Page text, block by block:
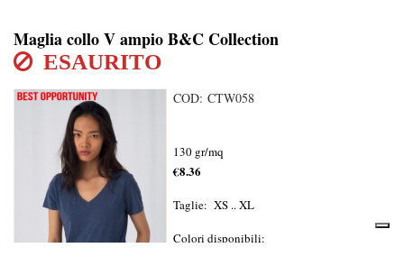
Maglia collo V ampio B&C Collection
ESAURITO
COD: CTW058
130 gr/mq
€8.36
Taglie: XS .. XL
Colori disponibili: